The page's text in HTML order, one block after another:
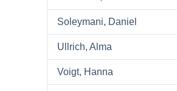
Soleymani, Daniel
Ullrich, Alma
Voigt, Hanna